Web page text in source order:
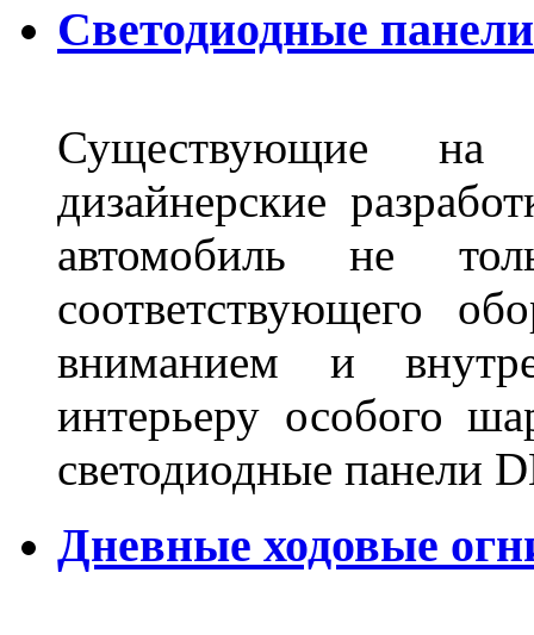
Светодиодные
Существующие
дизайнерские
автомобиль не
соответствующего
вниманием и
интерьеру особого
светодиодные панели
Дневные ходовые